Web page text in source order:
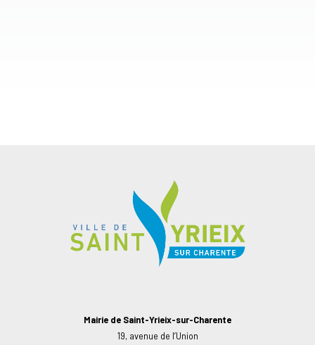
Mairie de Saint-Yrieix-sur-Charente
19, avenue de l’Union